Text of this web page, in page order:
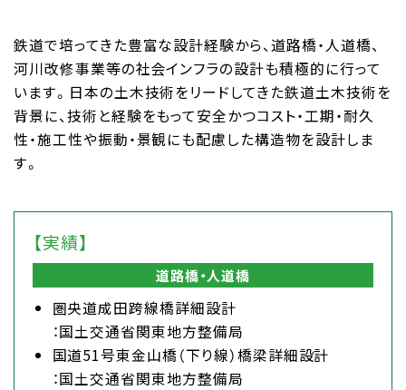
鉄道で培ってきた豊富な設計経験から、道路橋・人道橋、
河川改修事業等の社会インフラの設計も積極的に行って
います。日本の土木技術をリードしてきた鉄道土木技術を
背景に、技術と経験をもって安全かつコスト・工期・耐久
性・施工性や振動・景観にも配慮した構造物を設計しま
す。
【実績】
道路橋・人道橋
圏央道成田跨線橋詳細設計
：国土交通省関東地方整備局
国道51号東金山橋（下り線）橋梁詳細設計
：国土交通省関東地方整備局